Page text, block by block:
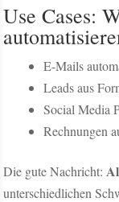
Use Cases:
E-Mails
Leads aus
Social Media
Rechnungen
Die gute Nachricht:
unterschiedlichen